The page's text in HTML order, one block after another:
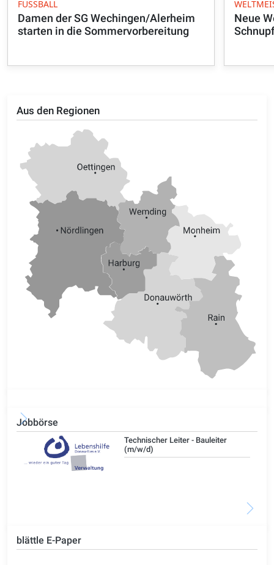
Aus den Regionen
Jobbörse
Technischer Leiter - Bauleiter
(m/w/d)
blättle E-Paper
FUSSBALL
Damen der SG Wechingen/Alerheim
starten in die Sommervorbereitung
Neue